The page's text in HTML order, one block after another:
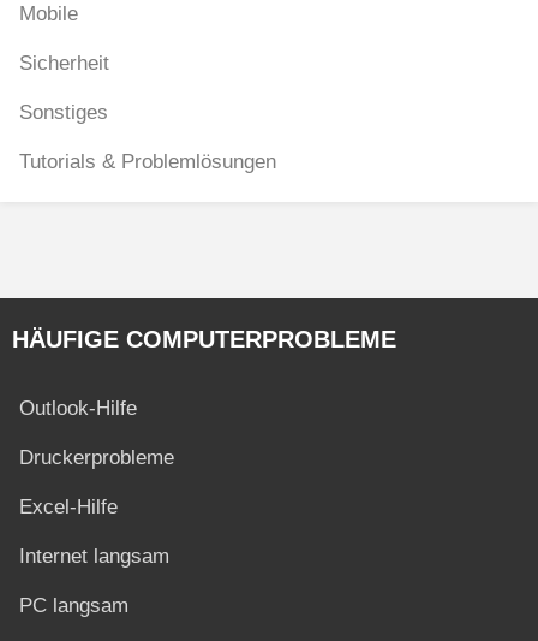
Mobile
Sicherheit
Sonstiges
Tutorials & Problemlösungen
HÄUFIGE COMPUTERPROBLEME
Outlook-Hilfe
Druckerprobleme
Excel-Hilfe
Internet langsam
PC langsam